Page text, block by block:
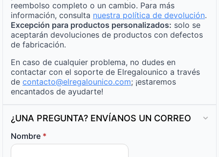
reembolso completo o un cambio. Para más
información, consulta nuestra política de devolución.
Excepción para productos personalizados: solo se
aceptarán devoluciones de productos con defectos
de fabricación.
En caso de cualquier problema, no dudes en
contactar con el soporte de Elregalounico a través
de contacto@elregalounico.com; ¡estaremos
encantados de ayudarte!
¿UNA PREGUNTA? ENVÍANOS UN CORREO
Nombre *